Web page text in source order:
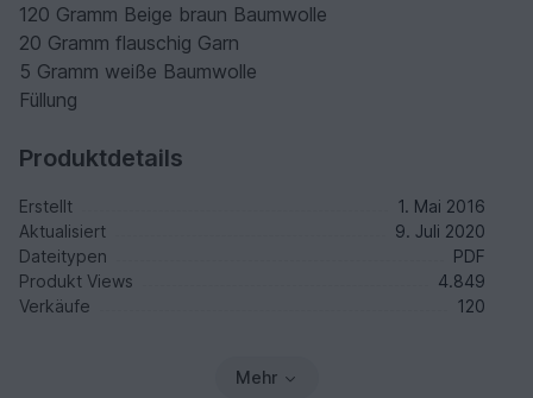
120 Gramm Beige braun Baumwolle
20 Gramm flauschig Garn
5 Gramm weiße Baumwolle
Füllung
Produktdetails
Erstellt
1. Mai 2016
Aktualisiert
9. Juli 2020
Dateitypen
PDF
Produkt Views
4.849
Verkäufe
120
Mehr